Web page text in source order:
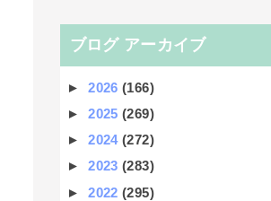
ブログ アーカイブ
►2026(166)
►2025(269)
►2024(272)
►2023(283)
►2022(295)